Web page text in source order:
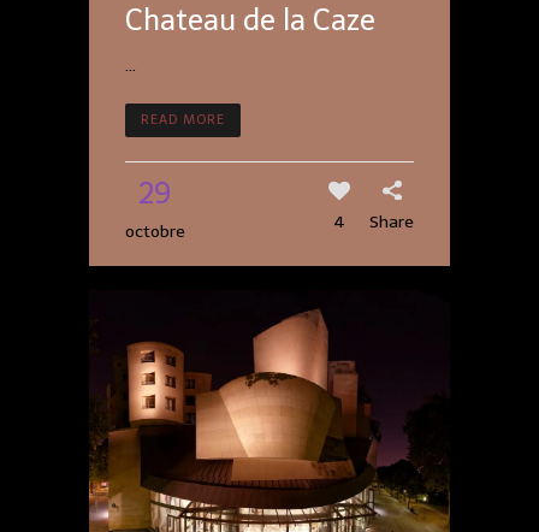
Chateau de la Caze
...
READ MORE
29
octobre 4 Share